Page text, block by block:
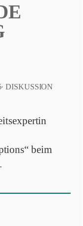
·DISKUSSION
beim